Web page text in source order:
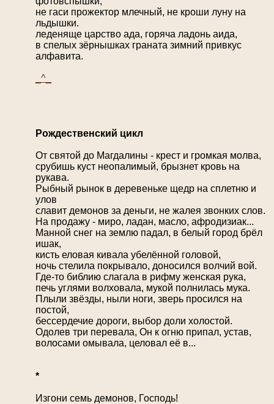
не гаси прожектор млечный, не кроши луну на
льдышки.
леденяще царство ада, горяча ладонь аида,
в спелых зёрнышках граната зимний привкус
алфавита.
_^_
Рождественский цикл
От святой до Магдалины - крест и громкая молва,
срубишь куст неопалимый, брызнет кровь на
рукава.
Рыбный рынок в деревеньке щедр на сплетню и
улов
славит демонов за деньги, не жалея звонких слов.
На продажу - миро, ладан, масло, афродизиак...
Манной снег на землю падал, в белый город брёл
ишак,
кисть еловая кивала убелённой головой,
ночь стелила покрывало, доносился волчий вой.
Где-то библию слагала в рифму женская рука,
печь углями волховала, мукой полнилась мука.
Плыли звёзды, ныли ноги, зверь просился на
постой,
бессердечие дороги, выбор доли холостой.
Oдолев три перевала, Он к огню припал, устав,
волосами омывала, целовал её в...
*
Изгони семь демонов, Господь!